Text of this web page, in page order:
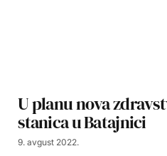
U planu nova
stanica u Batajnici
9. avgust 2022.